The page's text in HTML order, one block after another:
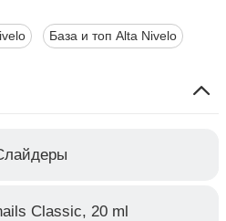
База и топ Alta Nivelo
Classic, 20 ml